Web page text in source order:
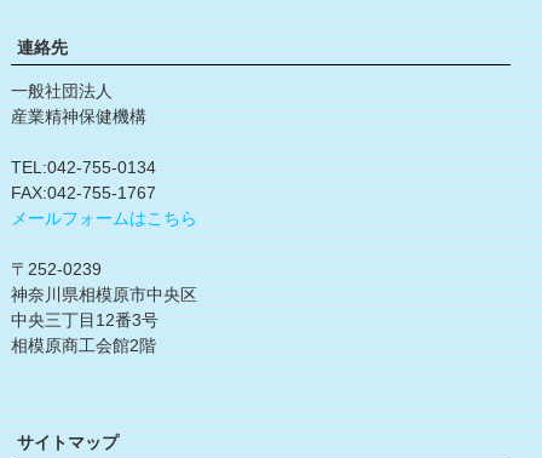
連絡先
一般社団法人
産業精神保健機構
TEL:042-755-0134
FAX:042-755-1767
メールフォームはこちら
〒252-0239
神奈川県相模原市中央区
中央三丁目12番3号
相模原商工会館2階
サイトマップ